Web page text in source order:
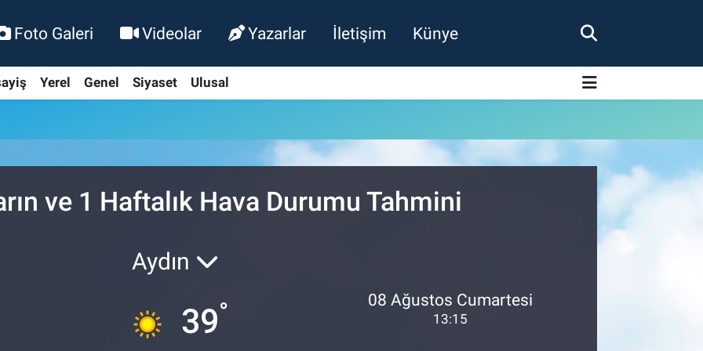
Foto Galeri Videolar Yazarlar İletişim Künye
Yerel Genel Siyaset Ulusal
ve 1 Haftalık Hava Durumu Tahmini
Aydın
39° 08 Ağustos Cumartesi
13:15